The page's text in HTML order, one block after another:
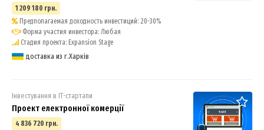
1 209 180 грн.
Предполагаемая доходность инвестиций: 20-30%
Форма участия инвестора: Любая
Стадия проекта: Expansion Stage
доставка из г.Харків
Інвестування в ІТ-стартапи
Проект електронної комерції
4 836 720 грн.